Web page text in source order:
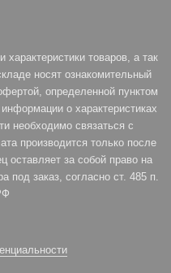
товаров, а так
носят ознакомительный
определенной пунктом
о характеристиках
необходимо связаться с
производится только после
оставляет за собой право на
под заказ, согласно ст. 485 п.